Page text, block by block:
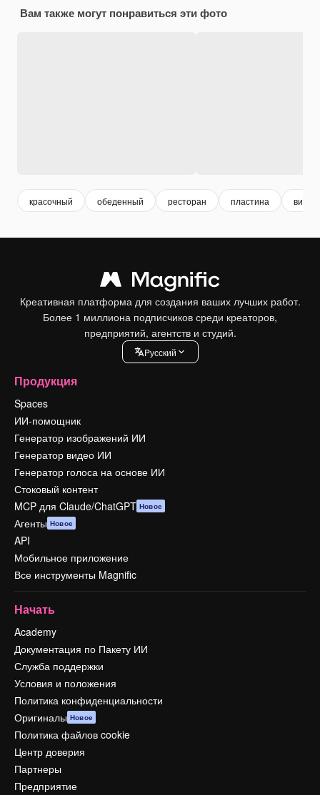
Вам также могут понравиться эти фото
красочный обеденный ресторан пластина
Креативная платформа для создания ваших лучших работ.
Более 1 миллиона подписчиков среди креаторов,
предприятий, агентств и студий.
Pусский
Продукция
Spaces
ИИ-помощник
Генератор изображений ИИ
Генератор видео ИИ
Генератор голоса на основе ИИ
Стоковый контент
MCP для Claude/ChatGPT Новое
Агенты Новое
API
Мобильное приложение
Все инструменты Magnific
Начать
Academy
Документация по Пакету ИИ
Служба поддержки
Условия и положения
Политика конфиденциальности
Оригиналы Новое
Политика файлов cookie
Центр доверия
Партнеры
Предприятие